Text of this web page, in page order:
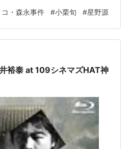
せん。 換気もしっかりされてい
」系の映画やドラマでは映画館
場面は必出ですよね。実際隣の
しちゃうでしょうが・・・。
画関係者はホッと一息でしょう
がこれ以上陽性者が増え…
コ・森永事件 #小栗旬 #星野源
裕泰 at 109シネマズHAT神